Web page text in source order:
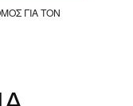
ΓΙΑ ΤΟΝ